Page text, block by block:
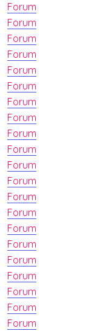
Forum
Forum
Forum
Forum
Forum
Forum
Forum
Forum
Forum
Forum
Forum
Forum
Forum
Forum
Forum
Forum
Forum
Forum
Forum
Forum
Forum